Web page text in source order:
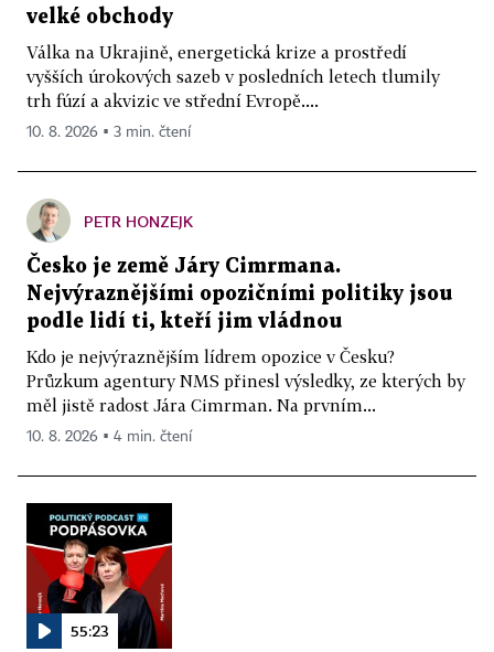
velké obchody
Válka na Ukrajině, energetická krize a prostředí
vyšších úrokových sazeb v posledních letech tlumily
trh fúzí a akvizic ve střední Evropě....
10. 8. 2026 ▪ 3 min. čtení
PETR HONZEJK
Česko je země Járy Cimrmana.
Nejvýraznějšími opozičními politiky jsou
podle lidí ti, kteří jim vládnou
Kdo je nejvýraznějším lídrem opozice v Česku?
Průzkum agentury NMS přinesl výsledky, ze kterých by
měl jistě radost Jára Cimrman. Na prvním...
10. 8. 2026 ▪ 4 min. čtení
55:23